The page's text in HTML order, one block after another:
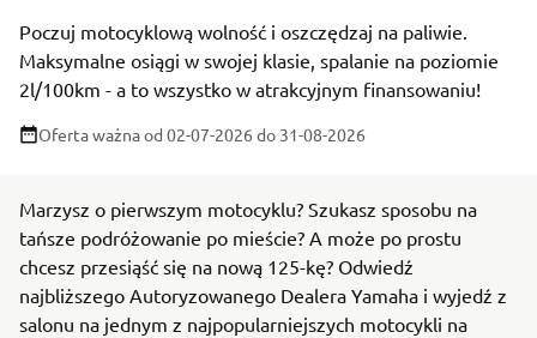
Poczuj motocyklową wolność i oszczędzaj na paliwie.
Maksymalne osiągi w swojej klasie, spalanie na poziomie
2l/100km - a to wszystko w atrakcyjnym finansowaniu!
Oferta ważna od 02-07-2026 do 31-08-2026
Marzysz o pierwszym motocyklu? Szukasz sposobu na
tańsze podróżowanie po mieście? A może po prostu
chcesz przesiąść się na nową 125-kę? Odwiedź
najbliższego Autoryzowanego Dealera Yamaha i wyjedź z
salonu na jednym z najpopularniejszych motocykli na